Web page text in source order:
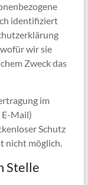
identifiziert
wir sie
Zweck das
im
Mail)
Schutz
nicht möglich.
Stelle